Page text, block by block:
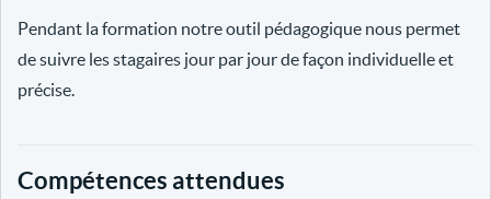
Pendant la formation notre outil pédagogique nous permet
de suivre les stagaires jour par jour de façon individuelle et
précise.
Compétences attendues